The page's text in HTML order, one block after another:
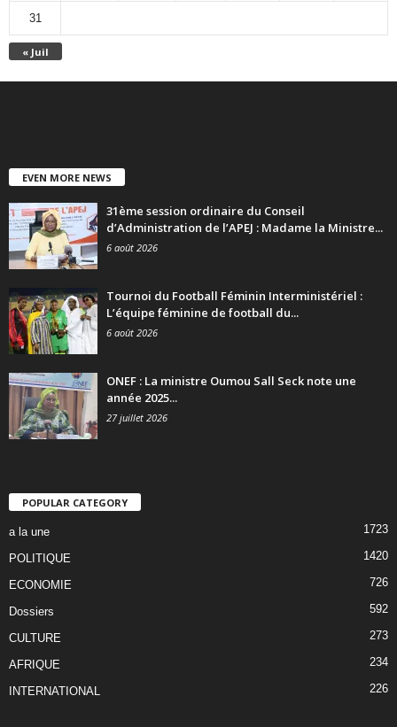
« Juil
31
EVEN MORE NEWS
31ème session ordinaire du Conseil
d’Administration de l’APEJ : Madame la Ministre...
6 août 2026
Tournoi du Football Féminin Interministériel :
L’équipe féminine de football du...
6 août 2026
ONEF : La ministre Oumou Sall Seck note une
année 2025...
27 juillet 2026
POPULAR CATEGORY
a la une 1723
POLITIQUE 1420
ECONOMIE 726
Dossiers 592
CULTURE 273
AFRIQUE 234
INTERNATIONAL 226